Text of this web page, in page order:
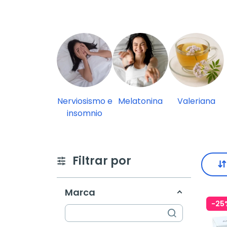
Nerviosismo e
insomnio
Melatonina Valeriana
Filtrar por
Marca
-